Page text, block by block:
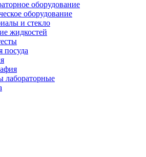
оборудование
оборудование
и стекло
жидкостей
посуда
лабораторные